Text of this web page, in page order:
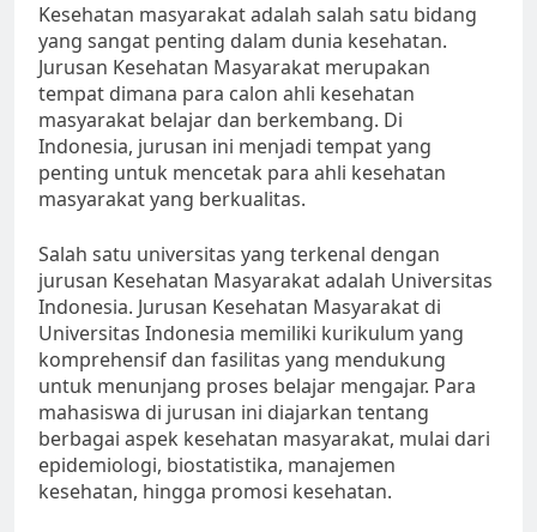
Kesehatan masyarakat adalah salah satu bidang
yang sangat penting dalam dunia kesehatan.
Jurusan Kesehatan Masyarakat merupakan
tempat dimana para calon ahli kesehatan
masyarakat belajar dan berkembang. Di
Indonesia, jurusan ini menjadi tempat yang
penting untuk mencetak para ahli kesehatan
masyarakat yang berkualitas.
Salah satu universitas yang terkenal dengan
jurusan Kesehatan Masyarakat adalah Universitas
Indonesia. Jurusan Kesehatan Masyarakat di
Universitas Indonesia memiliki kurikulum yang
komprehensif dan fasilitas yang mendukung
untuk menunjang proses belajar mengajar. Para
mahasiswa di jurusan ini diajarkan tentang
berbagai aspek kesehatan masyarakat, mulai dari
epidemiologi, biostatistika, manajemen
kesehatan, hingga promosi kesehatan.